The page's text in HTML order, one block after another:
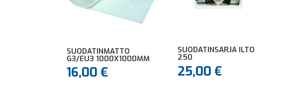
SUODATINMATTO
G3/EU3 1000X1000MM
16,00€
SUODATINSARJA ILTO
250
25,00€